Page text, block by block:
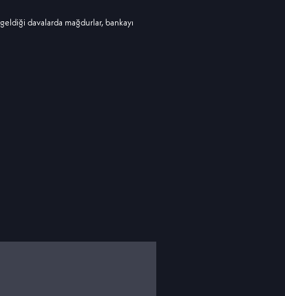
davalarda mağdurlar, bankayı